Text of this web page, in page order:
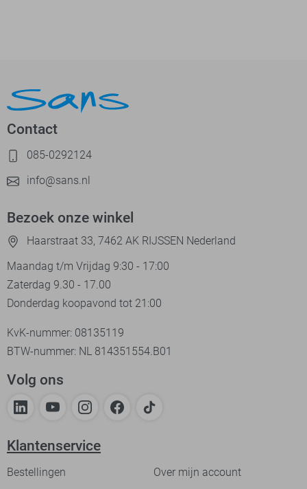
Contact
085-0292124
info@sans.nl
Bezoek onze winkel
Haarstraat 33, 7462 AK RIJSSEN Nederland
Maandag t/m Vrijdag 9:30 - 17:00
Zaterdag 9.30 - 17.00
Donderdag koopavond tot 21:00
KvK-nummer: 08135119
BTW-nummer: NL 814351554.B01
Volg ons
Klantenservice
Bestellingen
Over mijn account